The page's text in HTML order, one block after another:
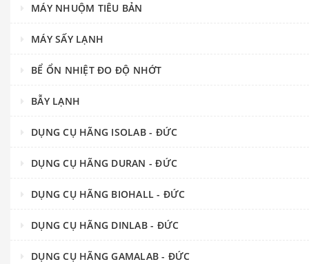
MÁY NHUỘM TIÊU BẢN
MÁY SẤY LẠNH
BỂ ỔN NHIỆT ĐO ĐỘ NHỚT
BẪY LẠNH
DỤNG CỤ HÃNG ISOLAB - ĐỨC
DỤNG CỤ HÃNG DURAN - ĐỨC
DỤNG CỤ HÃNG BIOHALL - ĐỨC
DỤNG CỤ HÃNG DINLAB - ĐỨC
DỤNG CỤ HÃNG GAMALAB - ĐỨC